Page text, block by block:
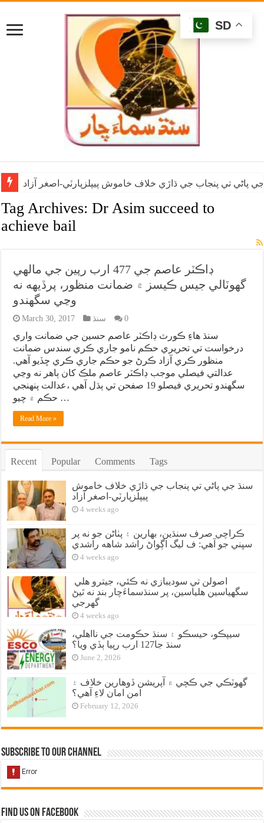
پاڻي تي پنجاب جي ڌاڙي خلاف خاموش پيپلزپارٽي-اصغر آزاد
Tag Archives:Dr Asim succeed to
achieve bail
ڊاڪٽر عاصم جي 477 ارب رپين جي مالهي
گهوٽالي جيس ڪيسز ۾ ضمانت منظور، پرڏيهه نه
وڃي سگهندو
March 30, 2017 سنڌ 0
سنڌ هاءِ ڪورٽ ڊاڪٽر عاصم حسين جي ضمانت واري
درخواست تي تحريري حڪم نامو جاري ڪري سندس ضمانت
منظور ڪري آزاد ڪرڻ جو حڪم جاري ڪري ڇڏيو آهي.
عدالتي فيصلي موجب ڊاڪٽر عاصم ملڪ کان ٻاهر نه وڃي
سگهندو تحريري فيصلو 19 صفحن تي ٻڌل آهي ،عدالت پنهنجي
حڪم ۾ چيو …
Read More »
Recent Popular Comments Tags
سنڌ جي پاڻي تي پنجاب جي ڌاڙي خلاف خاموش
پيپلزپارٽي-اصغر آزاد
4 weeks ago
ڪراچي صرف سنڌين، بهارين ۽ پٺاڻن جو نه پر
سڀني جو آهي: ف ليگ اڳواڻ راشد شاهه راشدي
4 weeks ago
سگهياسين هلياسين، پر سنڌسماءَچار بند نه ٿيڻ
گهرجي
4 weeks ago
سيپڪو، حيسڪو ۽ سنڌ حڪومت جي نااهلي،
سنڌ جا127 ارب رپيا ٻڏي ويا؟
June 2, 2026
گهوٽڪي جي ڪچي ۾ آپريشن ڏوهارين خلاف ۽
امن امان لاءِ آهي؟
February 12, 2026
Subscribe to our Channel
Find us on Facebook
SD